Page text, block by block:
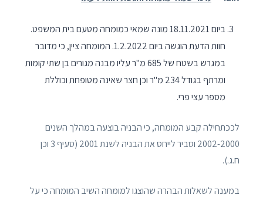
ביום 18.11.2021 מונה שמאי כמומחה מטעם בית המשפט.
חוות הדעת הוגשה ביום 1.2.2022. המומחה ציין, כי מדובר
במגרש בשטח של 685 מ"ר עליו מבנה מגורים בן שתי קומות
ומרתף בגודל 234 מ"ר וכן חצר שאינה מטופחת וכוללת
מספר עצי פרי.
לככתחילה קבע המומחה, כי הבניה בוצעה במהלך השנים
2002-2000 וסביר לייחס את הבניה לשנת 2001 (סעיף 3 וכן
ח.ג.).
במענה לשאלות הבהרה שהוצגו למומחה השיב המומחה כי על